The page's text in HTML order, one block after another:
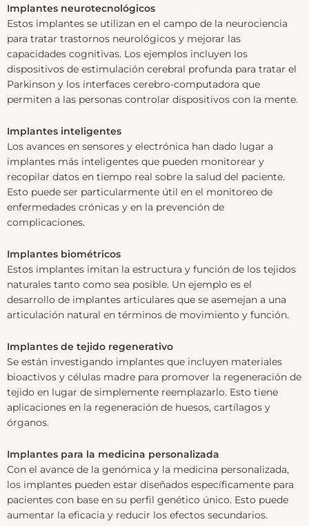
Implantes neurotecnológicos
Estos implantes se utilizan en el campo de la neurociencia
para tratar trastornos neurológicos y mejorar las
capacidades cognitivas. Los ejemplos incluyen los
dispositivos de estimulación cerebral profunda para tratar el
Parkinson y los interfaces cerebro-computadora que
permiten a las personas controlar dispositivos con la mente.
Implantes inteligentes
Los avances en sensores y electrónica han dado lugar a
implantes más inteligentes que pueden monitorear y
recopilar datos en tiempo real sobre la salud del paciente.
Esto puede ser particularmente útil en el monitoreo de
enfermedades crónicas y en la prevención de
complicaciones.
Implantes biométricos
Estos implantes imitan la estructura y función de los tejidos
naturales tanto como sea posible. Un ejemplo es el
desarrollo de implantes articulares que se asemejan a una
articulación natural en términos de movimiento y función.
Implantes de tejido regenerativo
Se están investigando implantes que incluyen materiales
bioactivos y células madre para promover la regeneración de
tejido en lugar de simplemente reemplazarlo. Esto tiene
aplicaciones en la regeneración de huesos, cartílagos y
órganos.
Implantes para la medicina personalizada
Con el avance de la genómica y la medicina personalizada,
los implantes pueden estar diseñados específicamente para
pacientes con base en su perfil genético único. Esto puede
aumentar la eficacia y reducir los efectos secundarios.